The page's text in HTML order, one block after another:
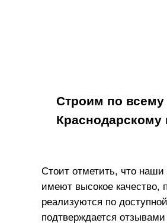
Строим по всему
Краснодарскому
Стоит отметить, что
имеют высокое качество,
реализуются по
подтверждается